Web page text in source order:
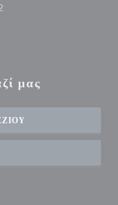
σε νέο παράθυρο))
((ανοίγει σε νέο
μας